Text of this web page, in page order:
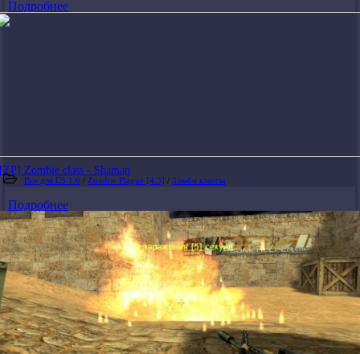
Подробнее
[ZP] Zombie class - Shaman
Все для CS 1.6 / Zombie Plague [4.3] / Зомби классы
Подробнее